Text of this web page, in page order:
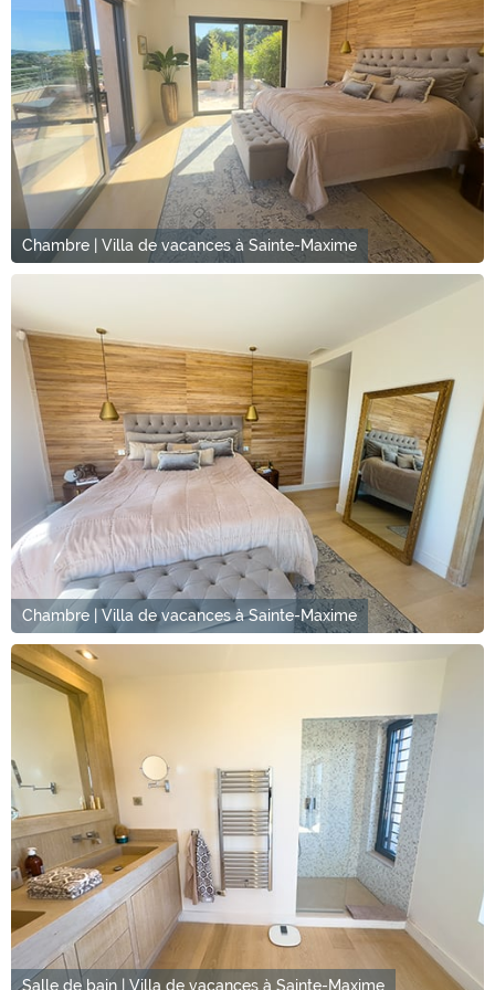
Chambre | Villa de vacances à Sainte-Maxime
Chambre | Villa de vacances à Sainte-Maxime
Salle de bain | Villa de vacances à Sainte-Maxime